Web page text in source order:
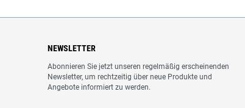
NEWSLETTER
Abonnieren Sie jetzt unseren regelmäßig erscheinenden
Newsletter, um rechtzeitig über neue Produkte und
Angebote informiert zu werden.